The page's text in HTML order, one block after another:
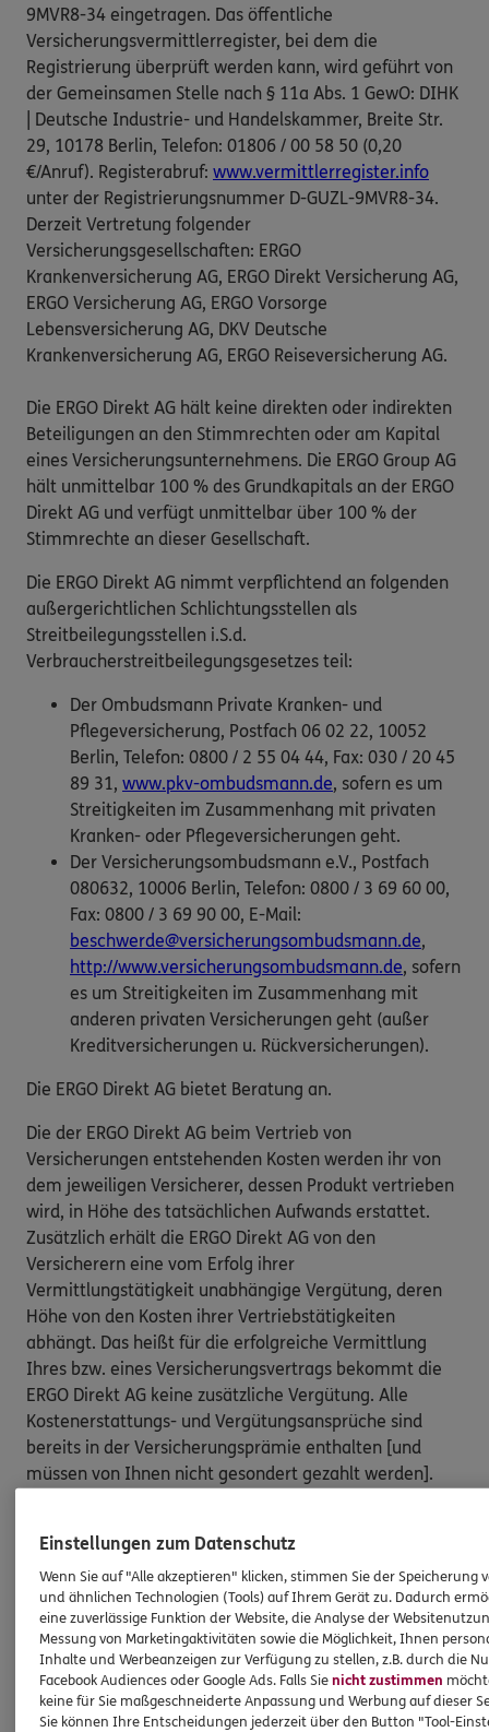
9MVR8-34 eingetragen. Das öffentliche
Versicherungsvermittlerregister, bei dem die
Registrierung überprüft werden kann, wird geführt von
der Gemeinsamen Stelle nach § 11a Abs. 1 GewO: DIHK
| Deutsche Industrie- und Handelskammer, Breite Str.
29, 10178 Berlin, Telefon: 01806 / 00 58 50 (0,20
€/Anruf). Registerabruf: www.vermittlerregister.info
unter der Registrierungsnummer D-GUZL-9MVR8-34.
Derzeit Vertretung folgender
Versicherungsgesellschaften: ERGO
Krankenversicherung AG, ERGO Direkt Versicherung AG,
ERGO Versicherung AG, ERGO Vorsorge
Lebensversicherung AG, DKV Deutsche
Krankenversicherung AG, ERGO Reiseversicherung AG.
Die ERGO Direkt AG hält keine direkten oder indirekten
Beteiligungen an den Stimmrechten oder am Kapital
eines Versicherungsunternehmens. Die ERGO Group AG
hält unmittelbar 100 % des Grundkapitals an der ERGO
Direkt AG und verfügt unmittelbar über 100 % der
Stimmrechte an dieser Gesellschaft.
Die ERGO Direkt AG nimmt verpflichtend an folgenden
außergerichtlichen Schlichtungsstellen als
Streitbeilegungsstellen i.S.d.
Verbraucherstreitbeilegungsgesetzes teil:
Der Ombudsmann Private Kranken- und
Pflegeversicherung, Postfach 06 02 22, 10052
Berlin, Telefon: 0800 / 2 55 04 44, Fax: 030 / 20 45
89 31, www.pkv-ombudsmann.de, sofern es um
Streitigkeiten im Zusammenhang mit privaten
Kranken- oder Pflegeversicherungen geht.
Der Versicherungsombudsmann e.V., Postfach
080632, 10006 Berlin, Telefon: 0800 / 3 69 60 00,
Fax: 0800 / 3 69 90 00, E-Mail:
beschwerde@versicherungsombudsmann.de,
http://www.versicherungsombudsmann.de, sofern
es um Streitigkeiten im Zusammenhang mit
anderen privaten Versicherungen geht (außer
Kreditversicherungen u. Rückversicherungen).
Die ERGO Direkt AG bietet Beratung an.
Die der ERGO Direkt AG beim Vertrieb von
Versicherungen entstehenden Kosten werden ihr von
dem jeweiligen Versicherer, dessen Produkt vertrieben
wird, in Höhe des tatsächlichen Aufwands erstattet.
Zusätzlich erhält die ERGO Direkt AG von den
Versicherern eine vom Erfolg ihrer
Vermittlungstätigkeit unabhängige Vergütung, deren
Höhe von den Kosten ihrer Vertriebstätigkeiten
abhängt. Das heißt für die erfolgreiche Vermittlung
Ihres bzw. eines Versicherungsvertrags bekommt die
ERGO Direkt AG keine zusätzliche Vergütung. Alle
Kostenerstattungs- und Vergütungsansprüche sind
bereits in der Versicherungsprämie enthalten [und
müssen von Ihnen nicht gesondert gezahlt werden].
HINWEIS
Wichtiges aus dem Vermittlerrecht
Ich bin verpflichtet, Ihnen Auskünfte zu meiner
Person zu geben. Sowohl Ihr Schutz als Verbraucher
Einstellungen zum Datenschutz
Wenn Sie auf "Alle akzeptieren" klicken, stimmen Sie der Speicherung
und ähnlichen Technologien (Tools) auf Ihrem Gerät zu. Dadurch
eine zuverlässige Funktion der Website, die Analyse der
Messung von Marketingaktivitäten sowie die Möglichkeit, Ihnen
Inhalte und Werbeanzeigen zur Verfügung zu stellen, z.B. durch die
Facebook Audiences oder Google Ads. Falls Sienicht zustimmen
keine für Sie maßgeschneiderte Anpassung und Werbung auf dieser
Sie können Ihre Entscheidungen jederzeit über den Button "Tool-